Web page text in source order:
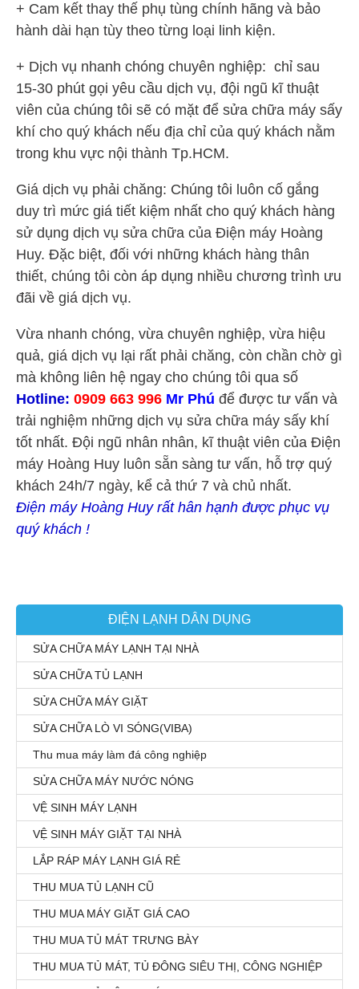
+ Cam kết thay thế phụ tùng chính hãng và bảo
hành dài hạn tùy theo từng loại linh kiện.
+ Dịch vụ nhanh chóng chuyên nghiệp: chỉ sau
15-30 phút gọi yêu cầu dịch vụ, đội ngũ kĩ thuật
viên của chúng tôi sẽ có mặt để sửa chữa máy sấy
khí cho quý khách nếu địa chỉ của quý khách nằm
trong khu vực nội thành Tp.HCM.
Giá dịch vụ phải chăng: Chúng tôi luôn cố gắng
duy trì mức giá tiết kiệm nhất cho quý khách hàng
sử dụng dịch vụ sửa chữa của Điện máy Hoàng
Huy. Đặc biệt, đối với những khách hàng thân
thiết, chúng tôi còn áp dụng nhiều chương trình ưu
đãi về giá dịch vụ.
Vừa nhanh chóng, vừa chuyên nghiệp, vừa hiệu
quả, giá dịch vụ lại rất phải chăng, còn chần chờ gì
mà không liên hệ ngay cho chúng tôi qua số
Hotline: 0909 663 996 Mr Phú để được tư vấn và
trải nghiệm những dịch vụ sửa chữa máy sấy khí
tốt nhất. Đội ngũ nhân nhân, kĩ thuật viên của Điện
máy Hoàng Huy luôn sẵn sàng tư vấn, hỗ trợ quý
khách 24h/7 ngày, kể cả thứ 7 và chủ nhất.
Điện máy Hoàng Huy rất hân hạnh được phục vụ
quý khách !
ĐIỆN LẠNH DÂN DỤNG
SỬA CHỮA MÁY LẠNH TẠI NHÀ
SỬA CHỮA TỦ LẠNH
SỬA CHỮA MÁY GIẶT
SỬA CHỮA LÒ VI SÓNG(VIBA)
Thu mua máy làm đá công nghiệp
SỬA CHỮA MÁY NƯỚC NÓNG
VỆ SINH MÁY LẠNH
VỆ SINH MÁY GIẶT TẠI NHÀ
LẮP RÁP MÁY LẠNH GIÁ RẺ
THU MUA TỦ LẠNH CŨ
THU MUA MÁY GIẶT GIÁ CAO
THU MUA TỦ MÁT TRƯNG BÀY
THU MUA TỦ MÁT, TỦ ĐÔNG SIÊU THỊ, CÔNG NGHIỆP